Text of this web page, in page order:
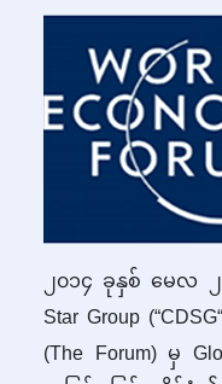
၂၀၁၄ ခုနှစ် မေလ
Star Group
(The Forum) မှ